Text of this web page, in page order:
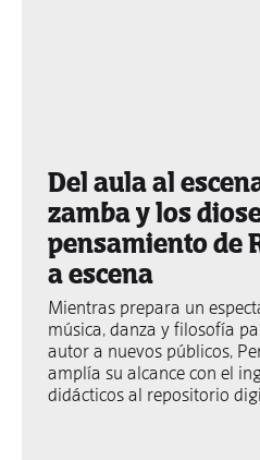
Del aula al
zamba y los
pensamiento de
a escena
Mientras prepara un
música, danza y filosofía
autor a nuevos públicos,
amplía su alcance con el
didácticos al repositorio